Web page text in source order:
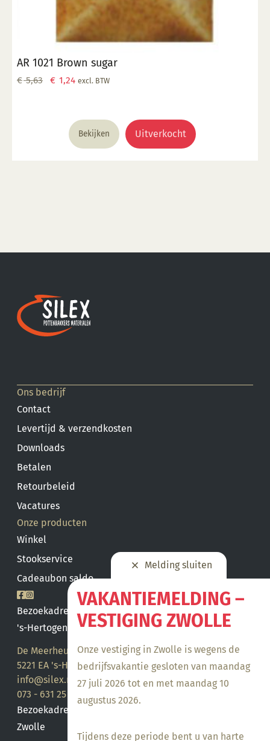
Melding sluiten
VAKANTIEMELDING –
VESTIGING ZWOLLE
Onze vestiging in Zwolle is wegens de
bedrijfsvakantie gesloten van maandag
27 juli 2026 tot en met maandag 10
augustus 2026.
Tijdens deze periode bent u van harte
AR 1021 Brown sugar
€5,63
Oorspronkelijke
€ 5,63.
€ 1,24Huidige
€ 1,24.
excl. BTW
Bekijken Uitverkocht
Ons bedrijf
Contact
Levertijd & verzendkosten
Downloads
Betalen
Retourbeleid
Vacatures
Onze producten
Winkel
Stookservice
Cadeaubon saldo
Bezoekadres
's-Hertogenbosch
De Meerheuvel 21
5221 EA 's-Hertogenbosch
info@silex.nl
073 - 631 25 28
Bezoekadres
Zwolle